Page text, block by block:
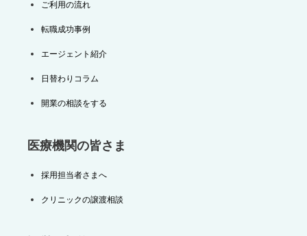
ご利用の流れ
転職成功事例
エージェント紹介
日替わりコラム
開業の相談をする
医療機関の皆さま
採用担当者さまへ
クリニックの譲渡相談